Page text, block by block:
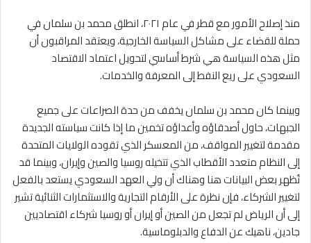
منذ إصلاح الأمور مع قطر في عام ٢٠٢١، انطلق محمد بن سلمان في
حملة للقضاء على مشاكل السياسة الخارجية، ويعتقد المراقبون أن
مثل هذه السياسة هي شرط أساسي لتحويل اعتماد الاقتصاد
السعودي على ريع النفط إلى المعرفة والخدمات.
وبينما كان محمد بن سلمان يخفف من حدة الصراعات على جميع
الجبهات، حاول أصدقاؤه وأعداؤه تخمين ما إذا كانت سياسته الجديدة
مقدمة لتغيير المواقف، من المعسكر الذي تقوده الولايات المتحدة
إلى النظام متعدد الأقطاب الذي تتخيله روسيا والصين وإيران، وبينما قد
تُظهر بعض البيانات هنا وهناك أن ولي العهد السعودي يستعد بالفعل
لتغيير الشركاء، فإن نظرة على الأرقام التجارية والاستثمارات الثنائية تشير
إلى أن الرياض لم تجعل من الصين أو إيران أو روسيا شركاء اقتصاديين
جادين، ناهيك عن الدفاع والدبلوماسية.